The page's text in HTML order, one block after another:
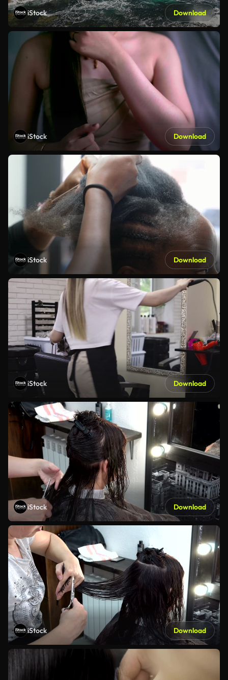
iStock Download
iStock Download
iStock Download
iStock Download
iStock Download
iStock Download